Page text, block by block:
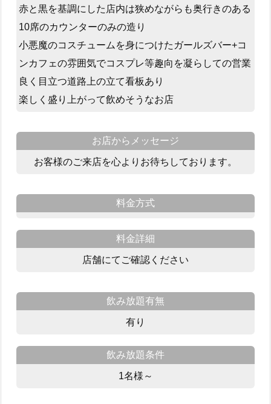
赤と黒を基調にした店内は狭めながらも奥行きのある
10席のカウンターのみの造り
小悪魔のコスチュームを身につけたガールズバー+コ
ンカフェの雰囲気でコスプレ等趣向を凝らしての営業
良く目立つ道路上の立て看板あり
楽しく盛り上がって飲めそうなお店
お店からメッセージ
お客様のご来店を心よりお待ちしております。
料金方式
料金詳細
店舗にてご確認ください
飲み放題有無
有り
飲み放題条件
1名様～